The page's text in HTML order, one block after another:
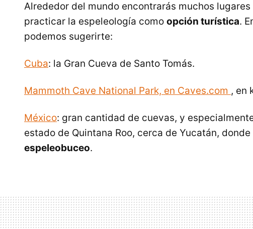
Alrededor del mundo encontrarás muchos
practicar la espeleología como opción turística.
podemos sugerirte:
Cuba: la Gran Cueva de Santo Tomás.
Mammoth Cave National Park, en Caves.com , en
México: gran cantidad de cuevas, y
estado de Quintana Roo, cerca de Yucatán,
espeleobuceo.